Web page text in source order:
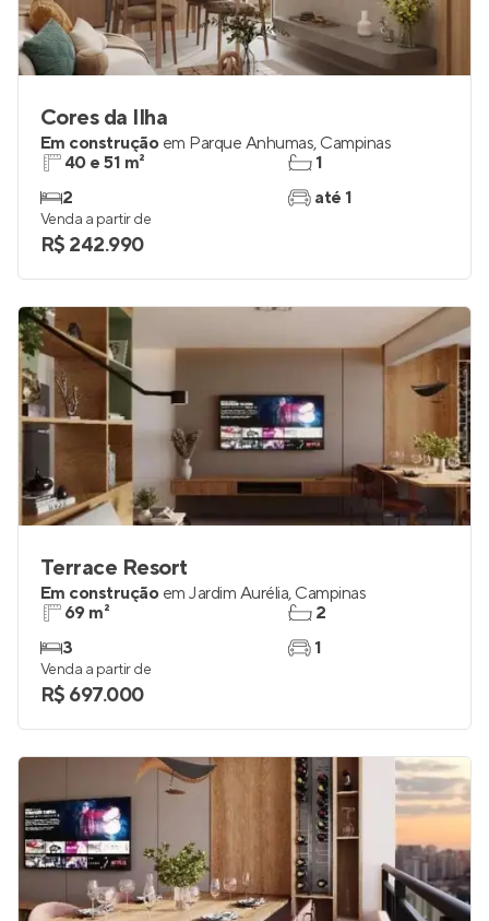
Cores da Ilha
Em construção em Parque Anhumas, Campinas
40 e 51 m²
2
1
até 1
Venda a partir de
R$ 242.990
Terrace Resort
Em construção em Jardim Aurélia, Campinas
69 m²
3
2
1
Venda a partir de
R$ 697.000